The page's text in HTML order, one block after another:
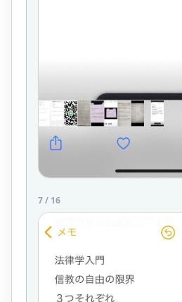
7/ 16